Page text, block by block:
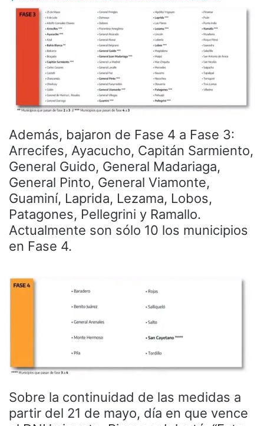
Además, bajaron de Fase 4 a Fase 3:
Arrecifes, Ayacucho, Capitán Sarmiento,
General Guido, General Madariaga,
General Pinto, General Viamonte,
Guaminí, Laprida, Lezama, Lobos,
Patagones, Pellegrini y Ramallo.
Actualmente son sólo 10 los municipios
en Fase 4.
Sobre la continuidad de las medidas a
partir del 21 de mayo, día en que vence